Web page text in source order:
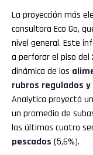
La proyección más
consultora Eco Go,
nivel general. Este
a perforar el piso del
dinámica de los
rubros regulados
Analytica proyectó
un promedio de
las últimas cuatro
pescados (5,6%).